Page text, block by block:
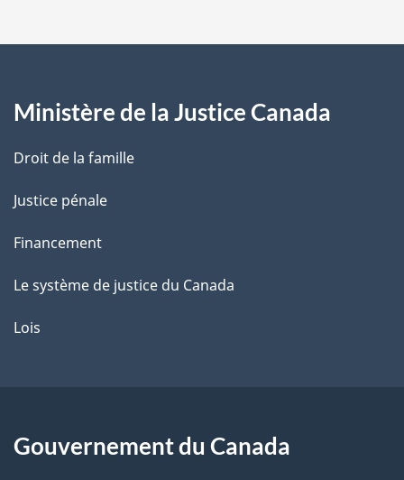
a
e
Ministère de la Justice Canada
Droit de la famille
Justice pénale
Financement
Le système de justice du Canada
Lois
Gouvernement du Canada